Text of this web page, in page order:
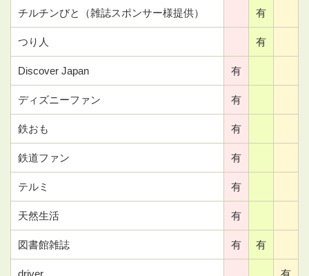
チルチンびと（雑誌スポンサー様提供） 有
つり人 有
Discover Japan 有
ディズニーファン 有
鉄おも 有
鉄道ファン 有
テルミ 有
天然生活 有
図書館雑誌 有 有
driver 有